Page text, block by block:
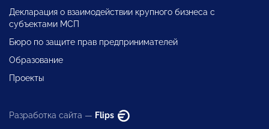
Декларация о взаимодействии крупного бизнеса с
субъектами МСП
Бюро по защите прав предпринимателей
Образование
Проекты
Разработка сайта — Flips